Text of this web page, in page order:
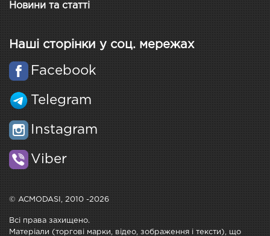
Новини та статті
Наші сторінки у соц. мережах
Facebook
Telegram
Instagram
Viber
© ACMODASI, 2010 -2026
Всі права захищено.
Матеріали (торгові марки, відео, зображення і тексти), що